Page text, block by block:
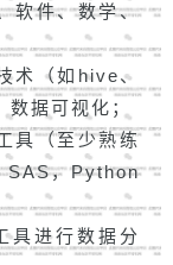
软件、数学、
术（如hive、
据可视化；
具（至少熟练
SAS，Python
具进行数据分